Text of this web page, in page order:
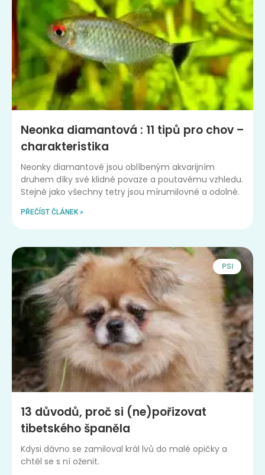
Neonka diamantová : 11 tipů pro chov –
charakteristika
Neonky diamantové jsou oblíbeným akvarijním
druhem díky své klidné povaze a poutavému vzhledu.
Stejně jako všechny tetry jsou mírumilovné a odolné.
PŘEČÍST ČLÁNEK »
PSI
13 důvodů, proč si (ne)pořizovat
tibetského španěla
Kdysi dávno se zamiloval král lvů do malé opičky a
chtěl se s ní oženit.